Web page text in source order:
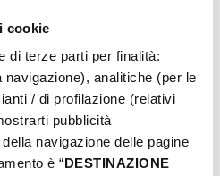
cookie
di terze parti per finalità:
analitiche (per le
/ di profilazione (relativi
pubblicità
navigazione delle pagine
è “DESTINAZIONE
INFORMAZIONI ­
ACCOGLIENZA